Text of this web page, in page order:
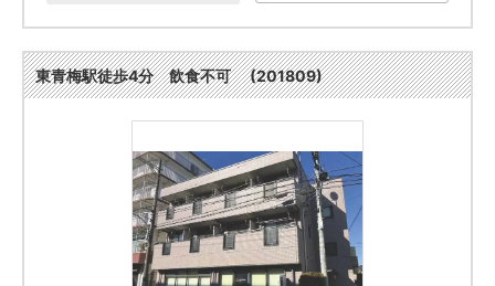
東青梅駅徒歩4分 飲食不可 (201809)